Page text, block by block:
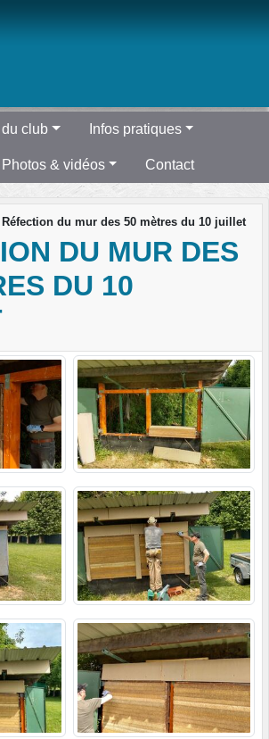
du club Infos pratiques
Photos & vidéos Contact
Réfection du mur des 50 mètres du 10 juillet
DU MUR DES
DU 10
cookies